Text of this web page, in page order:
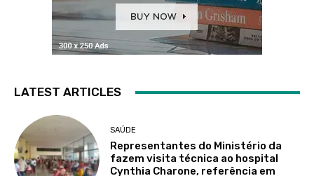
LATEST ARTICLES
SAÚDE
Representantes do Ministério da
fazem visita técnica ao hospital
Cynthia Charone, referência em